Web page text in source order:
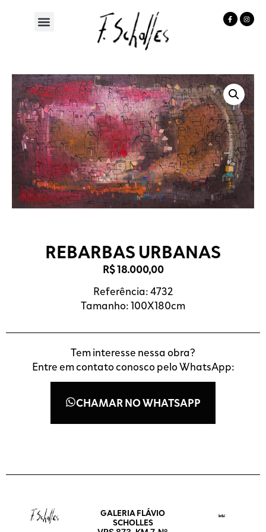
REBARBAS URBANAS
R$18.000,00
Referência: 4732
Tamanho: 100X180cm
Tem interesse nessa obra?
Entre em contato conosco pelo WhatsApp:
CHAMAR NO WHATSAPP
GALERIA FLÁVIO
SCHOLLES